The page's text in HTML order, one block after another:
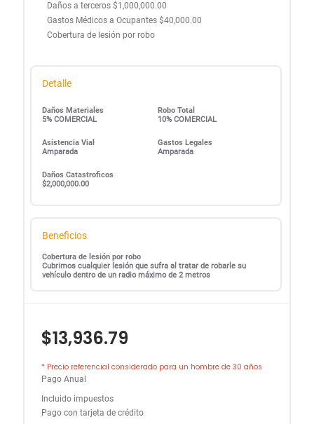
Daños a terceros $1,000,000.00
Gastos Médicos a Ocupantes $40,000.00
Cobertura de lesión por robo
Detalle
Daños Materiales
5% COMERCIAL
Robo Total
10% COMERCIAL
Asistencia Vial
Amparada
Gastos Legales
Amparada
Daños Catastroficos
$2,000,000.00
Beneficios
Cobertura de lesión por robo
Cubrimos cualquier lesión que sufra al tratar de robarle su
vehículo dentro de un radio máximo de 2 metros
$13,936.79
* Precio referencial considerado para un hombre de 30 años
Pago Anual
Incluido impuestos
Pago con tarjeta de crédito